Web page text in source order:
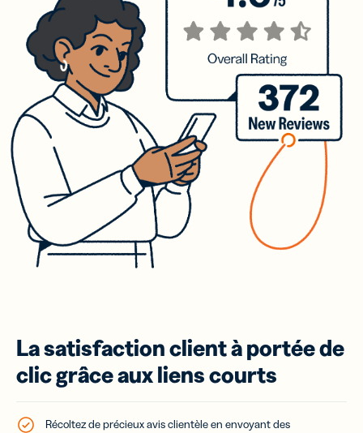
La satisfaction client à portée de
clic grâce aux liens courts
Récoltez de précieux avis clientèle en envoyant des